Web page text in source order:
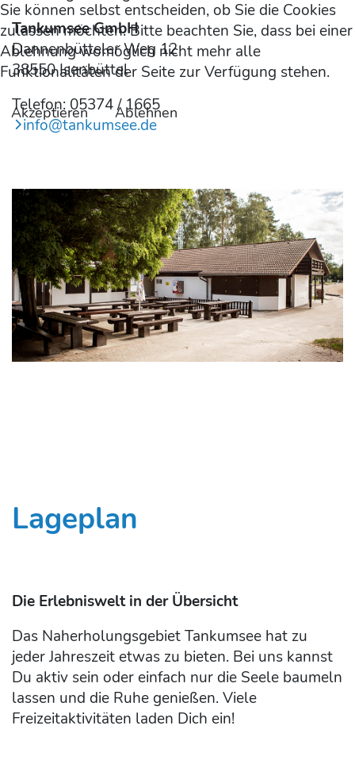
Tankumsee GmbH
Dannenbütteler Weg 12
38550 Isenbüttel
Telefon: 05374 / 1665
info@tankumsee.de
Lageplan
Die Erlebniswelt in der Übersicht
Das Naherholungsgebiet Tankumsee hat zu
jeder Jahreszeit etwas zu bieten. Bei uns kannst
Du aktiv sein oder einfach nur die Seele baumeln
lassen und die Ruhe genießen. Viele
Freizeitaktivitäten laden Dich ein!
Sie können selbst entscheiden, ob Sie die Cookies
zulassen möchten. Bitte beachten Sie, dass bei einer
Ablehnung womöglich nicht mehr alle
Funktionalitäten der Seite zur Verfügung stehen.
Akzeptieren Ablehnen